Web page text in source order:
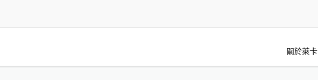
關於萊卡